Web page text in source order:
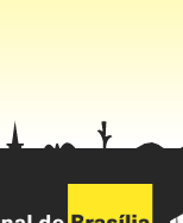
de uma nação
suas forças